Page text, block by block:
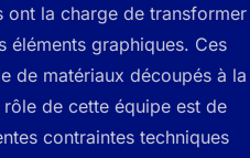
ont la charge de transformer
éléments graphiques. Ces
de matériaux découpés à la
de cette équipe est de
contraintes techniques